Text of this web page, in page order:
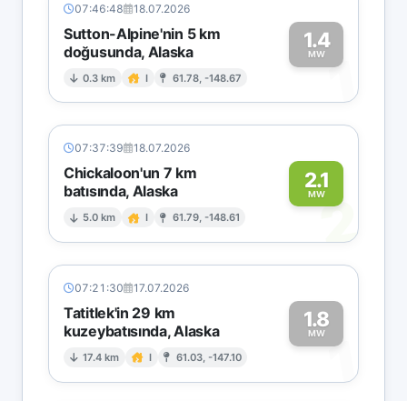
07:46:48 18.07.2026
Sutton-Alpine'nin 5 km
doğusunda, Alaska
0.3 km I 61.78, -148.67
1.4
MW1
07:37:39 18.07.2026
Chickaloon'un 7 km
batısında, Alaska
5.0 km I 61.79, -148.61
2.1
MW2
07:21:30 17.07.2026
Tatitlek'in 29 km
kuzeybatısında, Alaska
17.4 km I 61.03, -147.10
1.8
MW1